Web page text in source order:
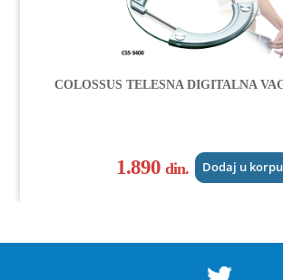
COLOSSUS TELESNA DIGITALNA
1.890din. Dodaj u korpu